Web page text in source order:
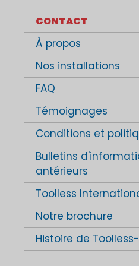
CONTACT
À propos
Nos installations
FAQ
Témoignages
Conditions et
Bulletins
antérieurs
Toolless
Notre brochure
Histoire de Toolless-